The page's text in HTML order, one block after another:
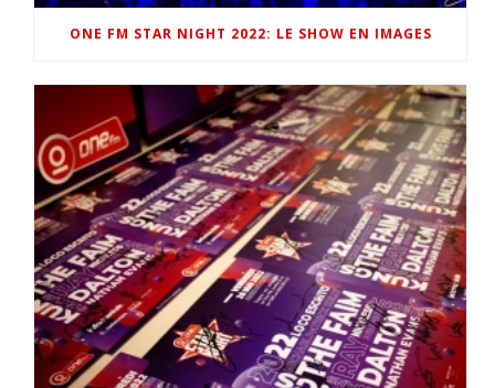
ONE FM STAR NIGHT 2022: LE SHOW EN IMAGES